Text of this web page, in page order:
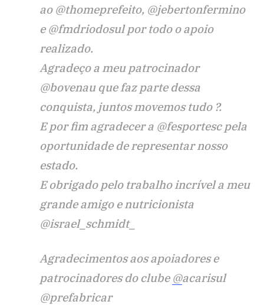
ao @thomeprefeito, @jebertonfermino
e @fmdriodosul por todo o apoio
realizado.
Agradeço a meu patrocinador
@bovenau que faz parte dessa
conquista, juntos movemos tudo ?.
E por fim agradecer a @fesportesc pela
oportunidade de representar nosso
estado.
E obrigado pelo trabalho incrível a meu
grande amigo e nutricionista
@israel_schmidt_
Agradecimentos aos apoiadores e
patrocinadores do clube @acarisul
@prefabricar